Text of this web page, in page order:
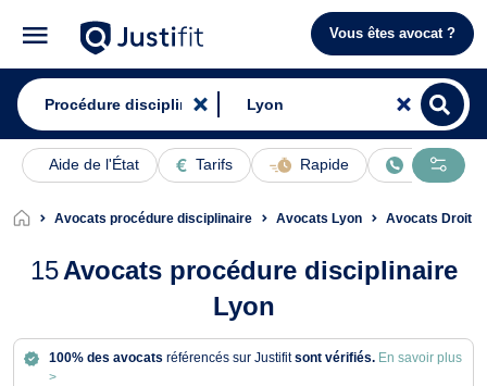
Vous êtes avocat ?
Aide de l'État Tarifs Rapide En ligne
Avocats procédure disciplinaire Avocats Lyon Avocats Droit
15 Avocats procédure disciplinaire
Lyon
100% des avocats référencés sur Justifitsont vérifiés. En savoir plus
>